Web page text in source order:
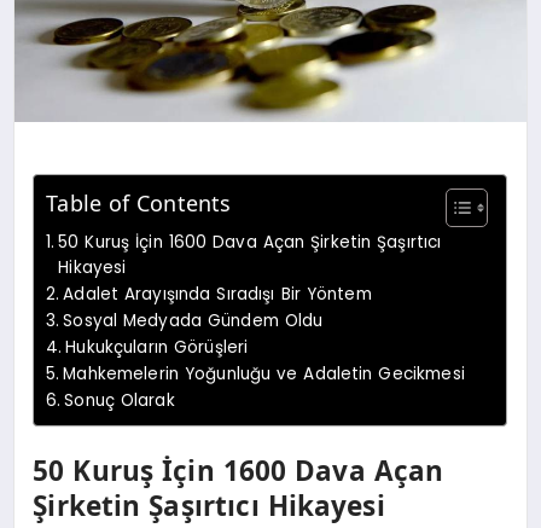
Table of Contents
50 Kuruş İçin 1600 Dava Açan Şirketin Şaşırtıcı
Hikayesi
Adalet Arayışında Sıradışı Bir Yöntem
Sosyal Medyada Gündem Oldu
Hukukçuların Görüşleri
Mahkemelerin Yoğunluğu ve Adaletin Gecikmesi
Sonuç Olarak
50 Kuruş İçin 1600 Dava Açan
Şirketin Şaşırtıcı Hikayesi